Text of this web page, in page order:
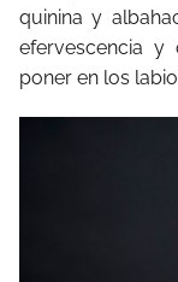
quinina y
efervescencia
poner en los